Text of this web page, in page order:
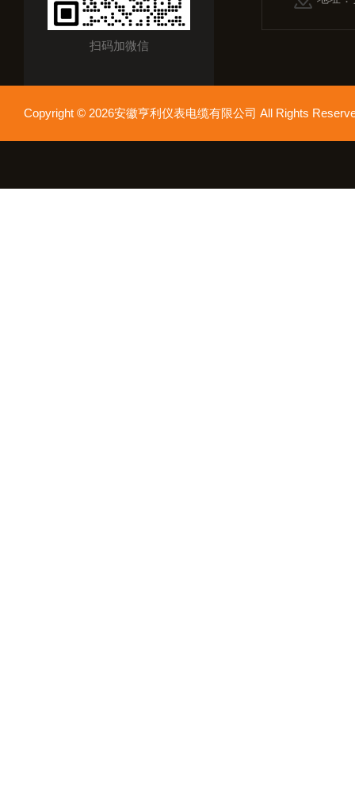
扫码加微信
Copyright © 2026安徽亨利仪表电缆有限公司 All Rights